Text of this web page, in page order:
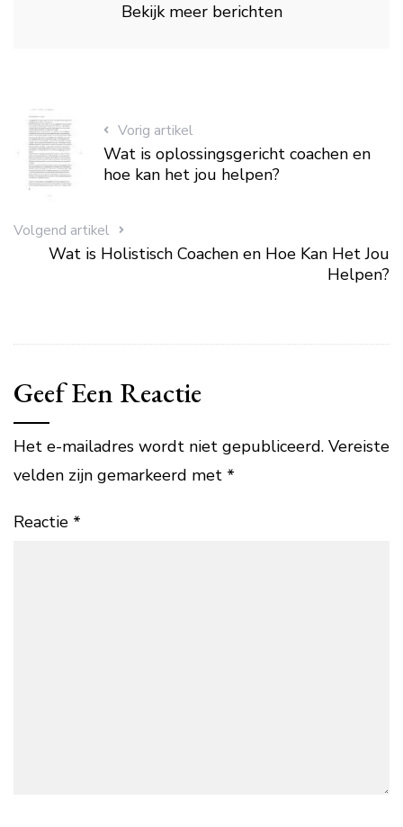
Bekijk meer berichten
Vorig artikel
Wat is oplossingsgericht coachen en
hoe kan het jou helpen?
Volgend artikel
Wat is Holistisch Coachen en Hoe Kan Het Jou
Helpen?
Geef Een Reactie
Het e-mailadres wordt niet gepubliceerd. Vereiste
velden zijn gemarkeerd met *
Reactie *